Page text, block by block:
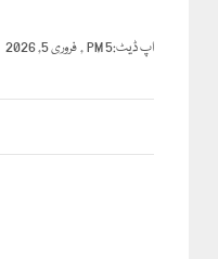
اپ ڈیٹ:5 PM , فروری 5, 2026